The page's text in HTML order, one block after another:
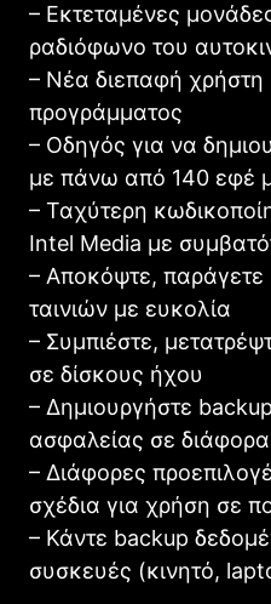
– Εκτεταμένες
ραδιόφωνο του
– Νέα διεπαφή χρήστη
προγράμματος
– Οδηγός για να
με πάνω από 140 εφέ
– Ταχύτερη
Intel Media με
– Αποκόψτε, παράγετε
ταινιών με ευκολία
– Συμπιέστε,
σε δίσκους ήχου
– Δημιουργήστε
ασφαλείας σε
– Διάφορες
σχέδια για χρήση σε
– Κάντε backup
συσκευές (κινητό,